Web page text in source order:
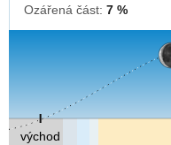
Ozářená část: 7 %
východ